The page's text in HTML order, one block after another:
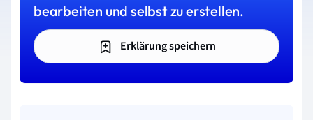
bearbeiten und selbst zu erstellen.
Erklärung speichern